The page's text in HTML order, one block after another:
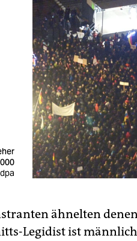
ähnelten
Legidist ist